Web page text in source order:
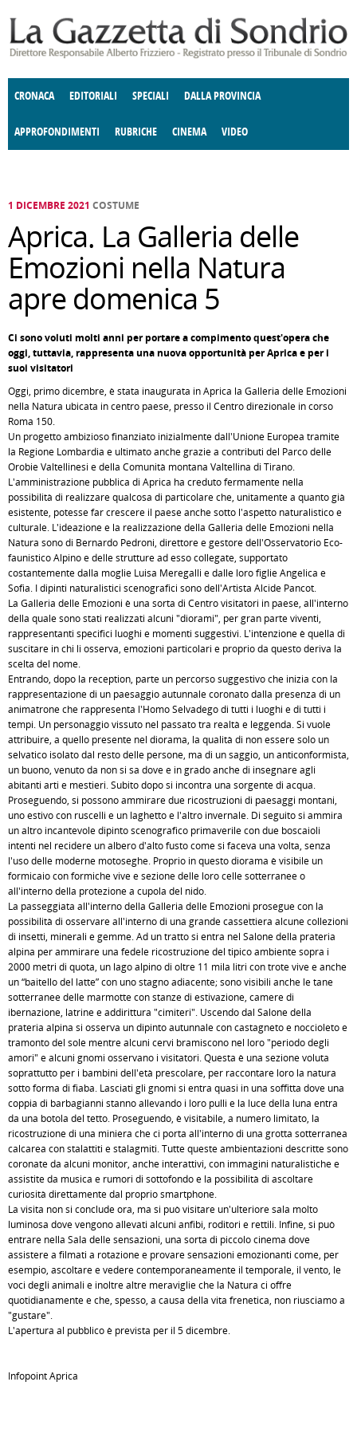
CRONACA EDITORIALI SPECIALI DALLA PROVINCIA
APPROFONDIMENTI
E SPETTACOLI POLITICA
RUBRICHE
DELLE IDEE FATTI DELLO SPIRITO
CINEMA VIDEO
1 DICEMBRE 2021 COSTUME
Aprica. La Galleria delle
Emozioni nella Natura
apre domenica 5
Ci sono voluti molti anni per portare a compimento quest'opera che
oggi, tuttavia, rappresenta una nuova opportunità per Aprica e per i
suoi visitatori
Oggi, primo dicembre, è stata inaugurata in Aprica la Galleria delle Emozioni
nella Natura ubicata in centro paese, presso il Centro direzionale in corso
Roma 150.
Un progetto ambizioso finanziato inizialmente dall'Unione Europea tramite
la Regione Lombardia e ultimato anche grazie a contributi del Parco delle
Orobie Valtellinesi e della Comunità montana Valtellina di Tirano.
L'amministrazione pubblica di Aprica ha creduto fermamente nella
possibilità di realizzare qualcosa di particolare che, unitamente a quanto già
esistente, potesse far crescere il paese anche sotto l'aspetto naturalistico e
culturale. L'ideazione e la realizzazione della Galleria delle Emozioni nella
Natura sono di Bernardo Pedroni, direttore e gestore dell'Osservatorio Eco-
faunistico Alpino e delle strutture ad esso collegate, supportato
costantemente dalla moglie Luisa Meregalli e dalle loro figlie Angelica e
Sofia. I dipinti naturalistici scenografici sono dell'Artista Alcide Pancot.
La Galleria delle Emozioni è una sorta di Centro visitatori in paese, all'interno
della quale sono stati realizzati alcuni "diorami", per gran parte viventi,
rappresentanti specifici luoghi e momenti suggestivi. L'intenzione è quella di
suscitare in chi li osserva, emozioni particolari e proprio da questo deriva la
scelta del nome.
Entrando, dopo la reception, parte un percorso suggestivo che inizia con la
rappresentazione di un paesaggio autunnale coronato dalla presenza di un
animatrone che rappresenta l'Homo Selvadego di tutti i luoghi e di tutti i
tempi. Un personaggio vissuto nel passato tra realtà e leggenda. Si vuole
attribuire, a quello presente nel diorama, la qualità di non essere solo un
selvatico isolato dal resto delle persone, ma di un saggio, un anticonformista,
un buono, venuto da non si sa dove e in grado anche di insegnare agli
abitanti arti e mestieri. Subito dopo si incontra una sorgente di acqua.
Proseguendo, si possono ammirare due ricostruzioni di paesaggi montani,
uno estivo con ruscelli e un laghetto e l'altro invernale. Di seguito si ammira
un altro incantevole dipinto scenografico primaverile con due boscaioli
intenti nel recidere un albero d'alto fusto come si faceva una volta, senza
l'uso delle moderne motoseghe. Proprio in questo diorama è visibile un
formicaio con formiche vive e sezione delle loro celle sotterranee o
all'interno della protezione a cupola del nido.
La passeggiata all'interno della Galleria delle Emozioni prosegue con la
possibilità di osservare all'interno di una grande cassettiera alcune collezioni
di insetti, minerali e gemme. Ad un tratto si entra nel Salone della prateria
alpina per ammirare una fedele ricostruzione del tipico ambiente sopra i
2000 metri di quota, un lago alpino di oltre 11 mila litri con trote vive e anche
un “baitello del latte” con uno stagno adiacente; sono visibili anche le tane
sotterranee delle marmotte con stanze di estivazione, camere di
ibernazione, latrine e addirittura "cimiteri". Uscendo dal Salone della
prateria alpina si osserva un dipinto autunnale con castagneto e noccioleto e
tramonto del sole mentre alcuni cervi bramiscono nel loro "periodo degli
amori" e alcuni gnomi osservano i visitatori. Questa è una sezione voluta
soprattutto per i bambini dell'età prescolare, per raccontare loro la natura
sotto forma di fiaba. Lasciati gli gnomi si entra quasi in una soffitta dove una
coppia di barbagianni stanno allevando i loro pulli e la luce della luna entra
da una botola del tetto. Proseguendo, è visitabile, a numero limitato, la
ricostruzione di una miniera che ci porta all'interno di una grotta sotterranea
calcarea con stalattiti e stalagmiti. Tutte queste ambientazioni descritte sono
coronate da alcuni monitor, anche interattivi, con immagini naturalistiche e
assistite da musica e rumori di sottofondo e la possibilità di ascoltare
curiosità direttamente dal proprio smartphone.
La visita non si conclude ora, ma si può visitare un'ulteriore sala molto
luminosa dove vengono allevati alcuni anfibi, roditori e rettili. Infine, si può
entrare nella Sala delle sensazioni, una sorta di piccolo cinema dove
assistere a filmati a rotazione e provare sensazioni emozionanti come, per
esempio, ascoltare e vedere contemporaneamente il temporale, il vento, le
voci degli animali e inoltre altre meraviglie che la Natura ci offre
quotidianamente e che, spesso, a causa della vita frenetica, non riusciamo a
"gustare".
L'apertura al pubblico è prevista per il 5 dicembre.
Infopoint Aprica